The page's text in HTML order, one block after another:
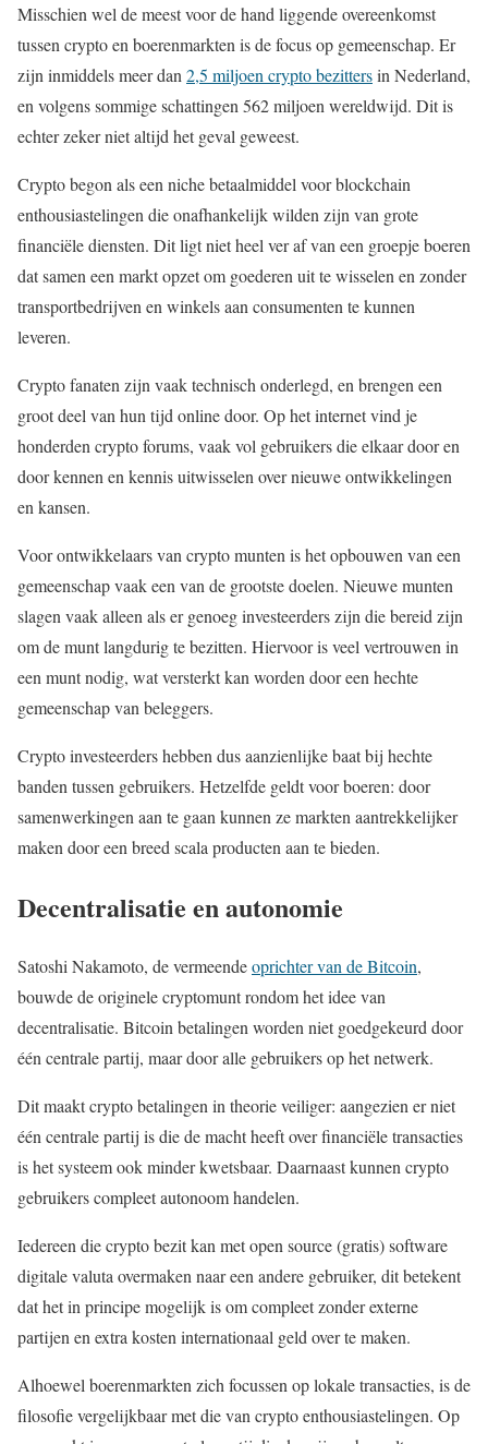
Misschien wel de meest voor de hand liggende overeenkomst
tussen crypto en boerenmarkten is de focus op gemeenschap. Er
zijn inmiddels meer dan 2,5 miljoen crypto bezittersin Nederland,
en volgens sommige schattingen 562 miljoen wereldwijd. Dit is
echter zeker niet altijd het geval geweest.
Crypto begon als een niche betaalmiddel voor blockchain
enthousiastelingen die onafhankelijk wilden zijn van grote
financiële diensten. Dit ligt niet heel ver af van een groepje boeren
dat samen een markt opzet om goederen uit te wisselen en zonder
transportbedrijven en winkels aan consumenten te kunnen
leveren.
Crypto fanaten zijn vaak technisch onderlegd, en brengen een
groot deel van hun tijd online door. Op het internet vind je
honderden crypto forums, vaak vol gebruikers die elkaar door en
door kennen en kennis uitwisselen over nieuwe ontwikkelingen
en kansen.
Voor ontwikkelaars van crypto munten is het opbouwen van een
gemeenschap vaak een van de grootste doelen. Nieuwe munten
slagen vaak alleen als er genoeg investeerders zijn die bereid zijn
om de munt langdurig te bezitten. Hiervoor is veel vertrouwen in
een munt nodig, wat versterkt kan worden door een hechte
gemeenschap van beleggers.
Crypto investeerders hebben dus aanzienlijke baat bij hechte
banden tussen gebruikers. Hetzelfde geldt voor boeren: door
samenwerkingen aan te gaan kunnen ze markten aantrekkelijker
maken door een breed scala producten aan te bieden.
Decentralisatie en autonomie
Satoshi Nakamoto, de vermeendeoprichter van de Bitcoin,
bouwde de originele cryptomunt rondom het idee van
decentralisatie. Bitcoin betalingen worden niet goedgekeurd door
één centrale partij, maar door alle gebruikers op het netwerk.
Dit maakt crypto betalingen in theorie veiliger: aangezien er niet
één centrale partij is die de macht heeft over financiële transacties
is het systeem ook minder kwetsbaar. Daarnaast kunnen crypto
gebruikers compleet autonoom handelen.
Iedereen die crypto bezit kan met open source (gratis) software
digitale valuta overmaken naar een andere gebruiker, dit betekent
dat het in principe mogelijk is om compleet zonder externe
partijen en extra kosten internationaal geld over te maken.
Alhoewel boerenmarkten zich focussen op lokale transacties, is de
filosofie vergelijkbaar met die van crypto enthousiastelingen. Op